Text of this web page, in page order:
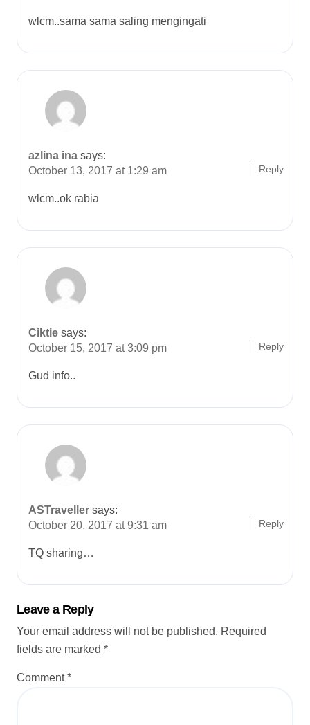
wlcm..sama sama saling mengingati
azlina ina says:
October 13, 2017 at 1:29 am
wlcm..ok rabia
Reply
Ciktie says:
October 15, 2017 at 3:09 pm
Gud info..
Reply
ASTraveller says:
October 20, 2017 at 9:31 am
TQ sharing…
Reply
Leave a Reply
Your email address will not be published. Required
fields are marked *
Comment*